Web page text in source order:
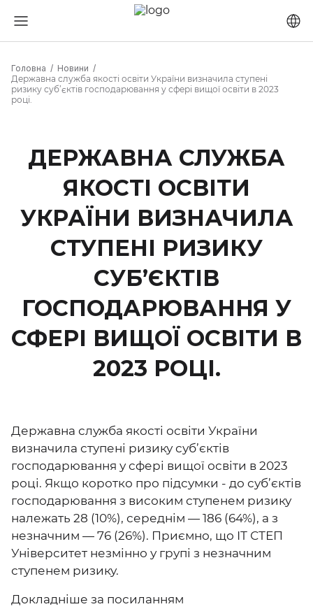
Головна
Новини
Державна служба якості освіти України визначила ступені
ризику суб’єктів господарювання у сфері вищої освіти в 2023
році.
ДЕРЖАВНА СЛУЖБА
ЯКОСТІ ОСВІТИ
УКРАЇНИ ВИЗНАЧИЛА
СТУПЕНІ РИЗИКУ
СУБ’ЄКТІВ
ГОСПОДАРЮВАННЯ У
СФЕРІ ВИЩОЇ ОСВІТИ В
2023 РОЦІ.
Державна служба якості освіти України
визначила ступені ризику суб’єктів
господарювання у сфері вищої освіти в 2023
році. Якщо коротко про підсумки - до суб’єктів
господарювання з високим ступенем ризику
належать 28 (10%), середнім — 186 (64%), а з
незначним — 76 (26%). Приємно, що ІТ СТЕП
Університет незмінно у групі з незначним
ступенем ризику.
Докладніше за посиланням